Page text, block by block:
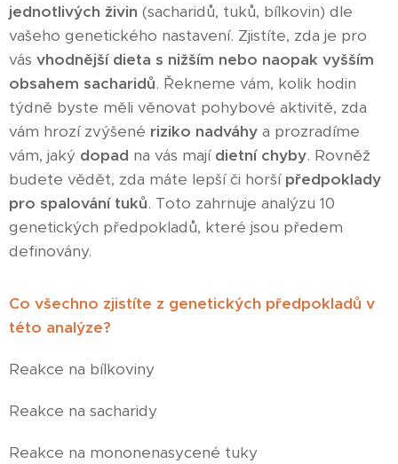
jednotlivých živin (sacharidů, tuků, bílkovin) dle
vašeho genetického nastavení. Zjistíte, zda je pro
vás vhodnější dieta s nižším nebo naopak vyšším
obsahem sacharidů. Řekneme vám, kolik hodin
týdně byste měli věnovat pohybové aktivitě, zda
vám hrozí zvýšené riziko nadváhy a prozradíme
vám, jaký dopad na vás mají dietní chyby. Rovněž
budete vědět, zda máte lepší či horší předpoklady
pro spalování tuků. Toto zahrnuje analýzu 10
genetických předpokladů, které jsou předem
definovány.
Co všechno zjistíte z genetických předpokladů v
této analýze?
Reakce na bílkoviny
Reakce na sacharidy
Reakce na mononenasycené tuky